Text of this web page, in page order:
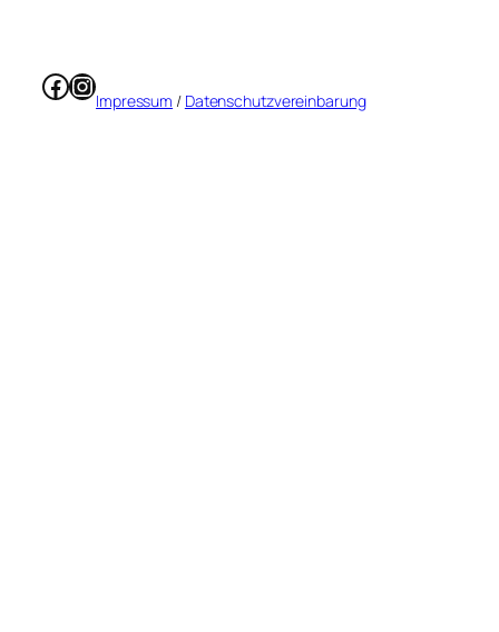
Facebook
Instagram
Impressum / Datenschutzvereinbarung